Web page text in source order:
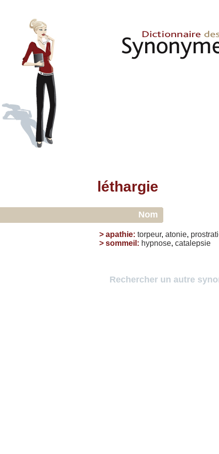
léthargie
Nom
> apathie: torpeur, atonie,
> sommeil : hypnose, catalepsie
Rechercher un autre